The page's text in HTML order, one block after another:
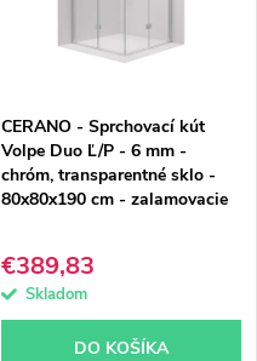
CERANO - Sprchovací kút
Volpe Duo Ľ/P - 6 mm -
chróm, transparentné sklo -
80x80x190 cm - zalamovacie
€389,83
Skladom
DO KOŠÍKA